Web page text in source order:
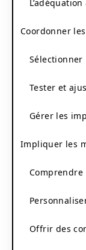
Coordonner
Tester et
Gérer les
Impliquer les
Offrir des